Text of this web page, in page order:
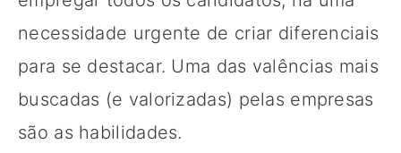
necessidade urgente de criar diferenciais
para se destacar. Uma das valências mais
buscadas (e valorizadas) pelas empresas
são as habilidades.